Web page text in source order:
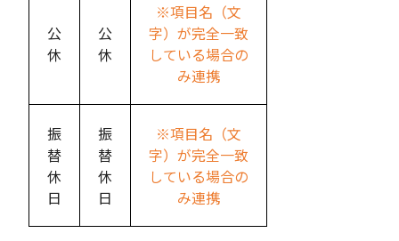
公
休
公
休
※項目名（文
字）が完全一致
している場合の
み連携
振
替
休
日
振
替
休
日
※項目名（文
字）が完全一致
している場合の
み連携